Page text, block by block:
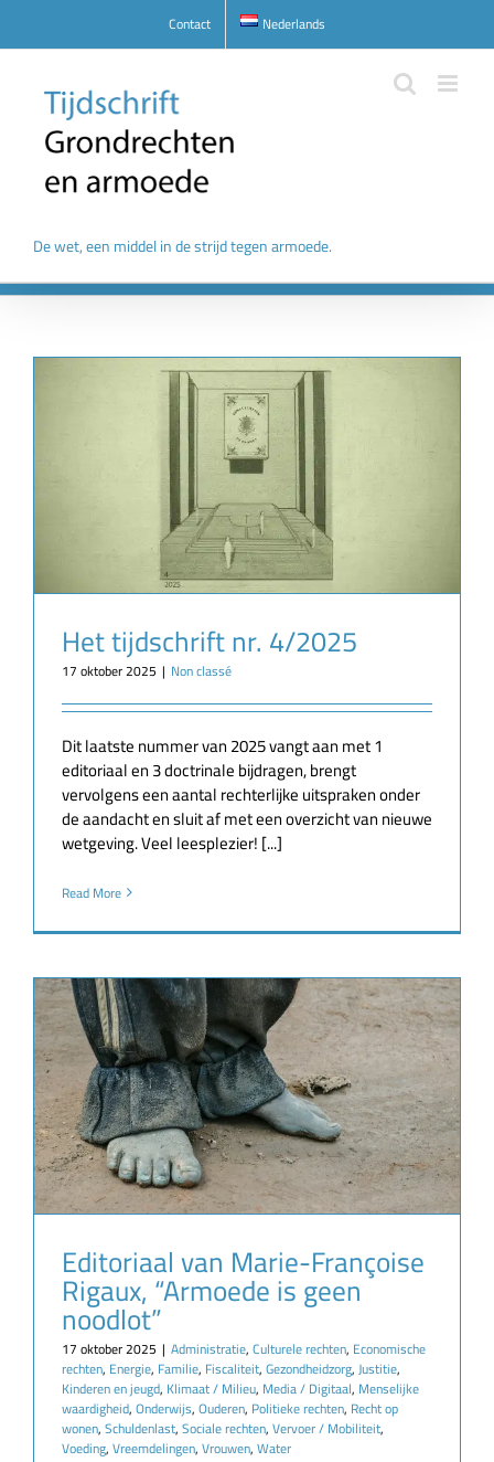
content
Contact Nederlands
De wet, een middel in de strijd tegen armoede.
Het tijdschrift nr. 4/2025
17 oktober 2025 | Non classé
Dit laatste nummer van 2025 vangt aan met 1
editoriaal en 3 doctrinale bijdragen, brengt
vervolgens een aantal rechterlijke uitspraken onder
de aandacht en sluit af met een overzicht van nieuwe
wetgeving. Veel leesplezier! [...]
Read More
Editoriaal van Marie-Françoise
Rigaux, “Armoede is geen
noodlot”
17 oktober 2025 | Administratie,Culturele rechten, Economische
rechten, Energie, Familie, Fiscaliteit,Gezondheidzorg,Justitie,
Kinderen en jeugd, Klimaat / Milieu, Media / Digitaal, Menselijke
waardigheid,Onderwijs,Ouderen, Politieke rechten, Recht op
wonen,Schuldenlast,Sociale rechten,Vervoer / Mobiliteit,
Voeding,Vreemdelingen,Vrouwen,Water